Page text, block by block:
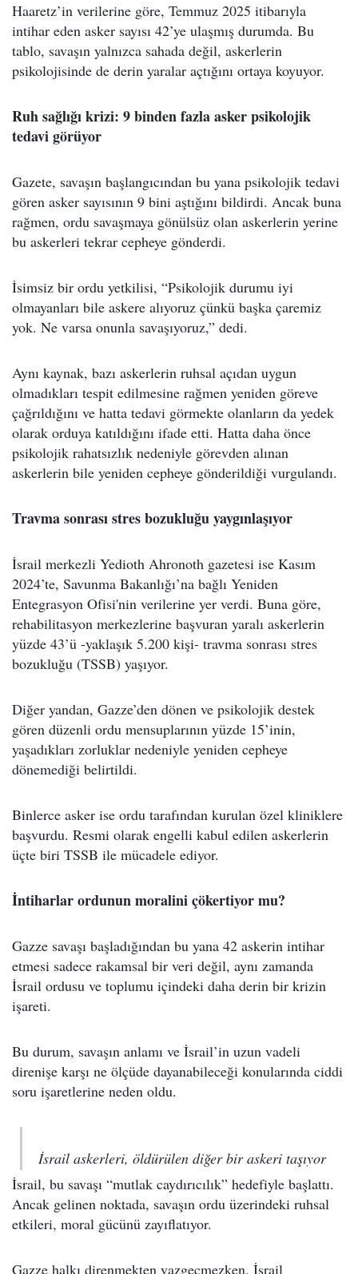
Haaretz’in verilerine göre, Temmuz 2025 itibarıyla
intihar eden asker sayısı 42’ye ulaşmış durumda. Bu
tablo, savaşın yalnızca sahada değil, askerlerin
psikolojisinde de derin yaralar açtığını ortaya koyuyor.
Ruh sağlığı krizi: 9 binden fazla asker psikolojik
tedavi görüyor
Gazete, savaşın başlangıcından bu yana psikolojik tedavi
gören asker sayısının 9 bini aştığını bildirdi. Ancak buna
rağmen, ordu savaşmaya gönülsüz olan askerlerin yerine
bu askerleri tekrar cepheye gönderdi.
İsimsiz bir ordu yetkilisi, “Psikolojik durumu iyi
olmayanları bile askere alıyoruz çünkü başka çaremiz
yok. Ne varsa onunla savaşıyoruz,” dedi.
Aynı kaynak, bazı askerlerin ruhsal açıdan uygun
olmadıkları tespit edilmesine rağmen yeniden göreve
çağrıldığını ve hatta tedavi görmekte olanların da yedek
olarak orduya katıldığını ifade etti. Hatta daha önce
psikolojik rahatsızlık nedeniyle görevden alınan
askerlerin bile yeniden cepheye gönderildiği vurgulandı.
Travma sonrası stres bozukluğu yaygınlaşıyor
İsrail merkezli Yedioth Ahronoth gazetesi ise Kasım
2024’te, Savunma Bakanlığı’na bağlı Yeniden
Entegrasyon Ofisi'nin verilerine yer verdi. Buna göre,
rehabilitasyon merkezlerine başvuran yaralı askerlerin
yüzde 43’ü -yaklaşık 5.200 kişi- travma sonrası stres
bozukluğu (TSSB) yaşıyor.
Diğer yandan, Gazze’den dönen ve psikolojik destek
gören düzenli ordu mensuplarının yüzde 15’inin,
yaşadıkları zorluklar nedeniyle yeniden cepheye
dönemediği belirtildi.
Binlerce asker ise ordu tarafından kurulan özel kliniklere
başvurdu. Resmi olarak engelli kabul edilen askerlerin
üçte biri TSSB ile mücadele ediyor.
İntiharlar ordunun moralini çökertiyor mu?
Gazze savaşı başladığından bu yana 42 askerin intihar
etmesi sadece rakamsal bir veri değil, aynı zamanda
İsrail ordusu ve toplumu içindeki daha derin bir krizin
işareti.
Bu durum, savaşın anlamı ve İsrail’in uzun vadeli
direnişe karşı ne ölçüde dayanabileceği konularında ciddi
soru işaretlerine neden oldu.
İsrail askerleri, öldürülen diğer bir askeri taşıyor
İsrail, bu savaşı “mutlak caydırıcılık” hedefiyle başlattı.
Ancak gelinen noktada, savaşın ordu üzerindeki ruhsal
etkileri, moral gücünü zayıflatıyor.
Gazze halkı direnmekten vazgeçmezken, İsrail